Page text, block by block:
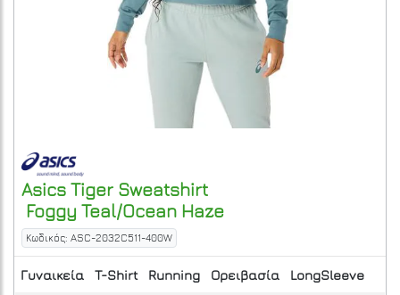
Asics Tiger Sweatshirt
Foggy Teal/Ocean Haze
Κωδικός: ASC-2032C511-400W
Γυναικεία T-Shirt Running Ορειβασία LongSleeve